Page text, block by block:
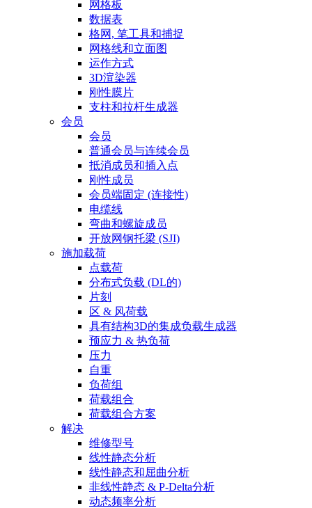
网格板
数据表
格网, 笔工具和捕捉
网格线和立面图
运作方式
3D渲染器
刚性膜片
支柱和拉杆生成器
会员
会员
普通会员与连续会员
抵消成员和插入点
刚性成员
会员端固定 (连接性)
电缆线
弯曲和螺旋成员
开放网钢托梁 (SJI)
施加载荷
点载荷
分布式负载 (DL的)
片刻
区 & 风荷载
具有结构3D的集成负载生成器
预应力 & 热负荷
压力
自重
负荷组
荷载组合
荷载组合方案
解决
维修型号
线性静态分析
线性静态和屈曲分析
非线性静态 & P-Delta分析
动态频率分析